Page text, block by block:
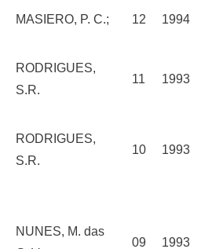
MASIERO, P. C.; 12 1994
RODRIGUES,
S.R.
11 1993
RODRIGUES,
S.R.
10 1993
NUNES, M. das
09 1993